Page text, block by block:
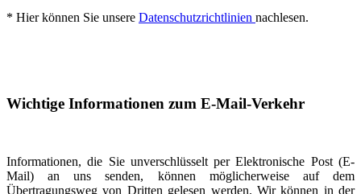
* Hier können Sie unsere Datenschutzrichtlinien nachlesen.
Wichtige Informationen zum E-Mail-Verkehr
Informationen, die Sie unverschlüsselt per Elektronische Post (E-
Mail) an uns senden, können möglicherweise auf dem
Übertragungsweg von Dritten gelesen werden. Wir können in der